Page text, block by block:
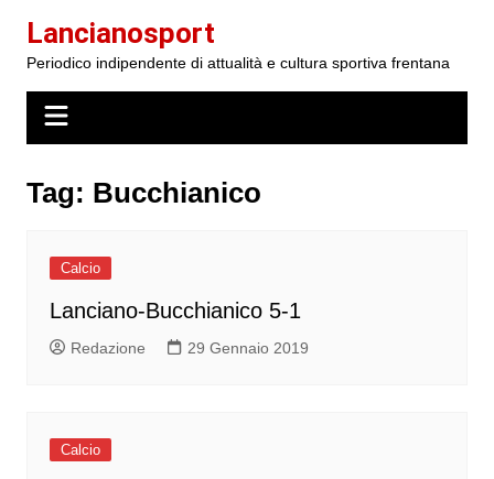
contenuto
Lancianosport
Periodico indipendente di attualità e cultura sportiva frentana
Tag: Bucchianico
Calcio
Lanciano-Bucchianico 5-1
Redazione 29 Gennaio 2019
Calcio